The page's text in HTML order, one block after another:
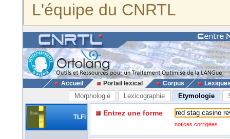
L'équipe du CNRTL
Accueil Portail lexical Corpus
Morphologie Lexicographie Etymologie
TLFi Entrez une forme
notices corrigées